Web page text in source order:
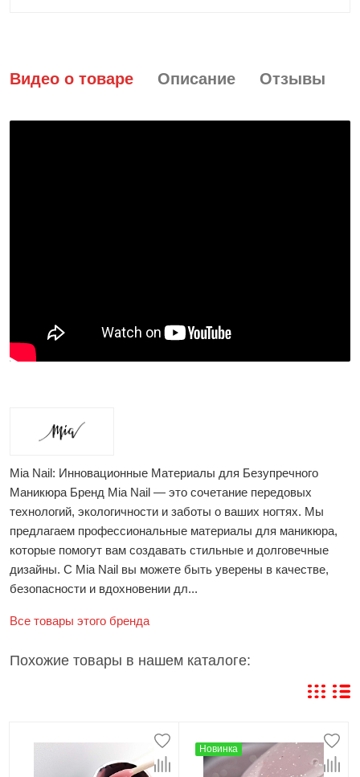
Видео о товаре Описание Отзывы
Mia Nail: Инновационные Материалы для Безупречного
Маникюра Бренд Mia Nail — это сочетание передовых
технологий, экологичности и заботы о ваших ногтях. Мы
предлагаем профессиональные материалы для маникюра,
которые помогут вам создавать стильные и долговечные
дизайны. С Mia Nail вы можете быть уверены в качестве,
безопасности и вдохновении дл...
Все товары этого бренда
Похожие товары в нашем каталоге:
Новинка